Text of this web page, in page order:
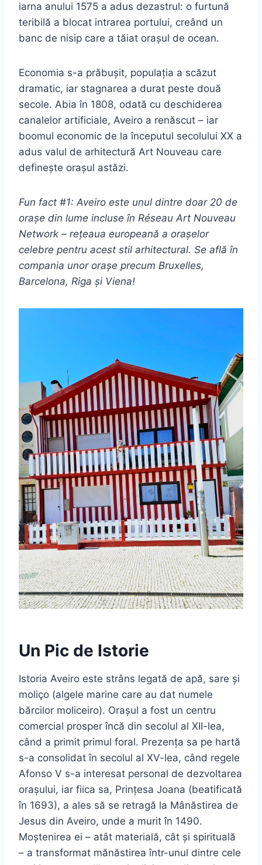
iarna anului 1575 a adus dezastrul: o furtună
teribilă a blocat intrarea portului, creând un
banc de nisip care a tăiat orașul de ocean.
Economia s-a prăbușit, populația a scăzut
dramatic, iar stagnarea a durat peste două
secole. Abia în 1808, odată cu deschiderea
canalelor artificiale, Aveiro a renăscut – iar
boomul economic de la începutul secolului XX a
adus valul de arhitectură Art Nouveau care
definește orașul astăzi.
Fun fact #1: Aveiro este unul dintre doar 20 de
orașe din lume incluse în Réseau Art Nouveau
Network – rețeaua europeană a orașelor
celebre pentru acest stil arhitectural. Se află în
compania unor orașe precum Bruxelles,
Barcelona, Riga și Viena!
Un Pic de Istorie
Istoria Aveiro este strâns legată de apă, sare și
moliço (algele marine care au dat numele
bărcilor moliceiro). Orașul a fost un centru
comercial prosper încă din secolul al XII-lea,
când a primit primul foral. Prezența sa pe hartă
s-a consolidat în secolul al XV-lea, când regele
Afonso V s-a interesat personal de dezvoltarea
orașului, iar fiica sa, Prințesa Joana (beatificată
în 1693), a ales să se retragă la Mânăstirea de
Jesus din Aveiro, unde a murit în 1490.
Moștenirea ei – atât materială, cât și spirituală
– a transformat mănăstirea într-unul dintre cele